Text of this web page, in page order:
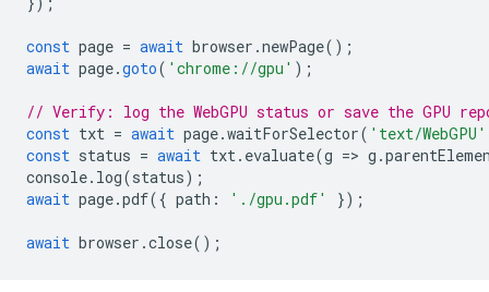
const page = await browser .newPage();
await page.goto( 'chrome://gpu' );
// Verify: log the WebGPU status or save the GPU
const txt = await page.waitForSelector( 'text/WebGPU'
const status = await txt. evaluate(g => g .
console. log(status);
await page.pdf({ path : './gpu.pdf' });
await browser .close();